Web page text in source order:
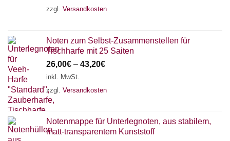
zzgl. Versandkosten
Noten zum Selbst-Zusammenstellen für
Tischharfe mit 25 Saiten
26,00€ – 43,20€
inkl. MwSt.
zzgl. Versandkosten
Notenmappe für Unterlegnoten, aus stabilem,
matt-transparentem Kunststoff